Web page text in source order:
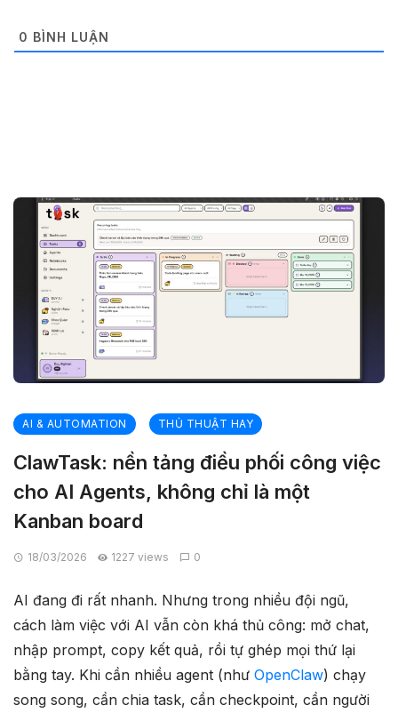
0 BÌNH LUẬN
AI & AUTOMATION THỦ THUẬT HAY
ClawTask: nền tảng điều phối công việc
cho AI Agents, không chỉ là một
Kanban board
18/03/2026 1227 views 0
AI đang đi rất nhanh. Nhưng trong nhiều đội ngũ,
cách làm việc với AI vẫn còn khá thủ công: mở chat,
nhập prompt, copy kết quả, rồi tự ghép mọi thứ lại
bằng tay. Khi cần nhiều agent (như OpenClaw) chạy
song song, cần chia task, cần checkpoint, cần người